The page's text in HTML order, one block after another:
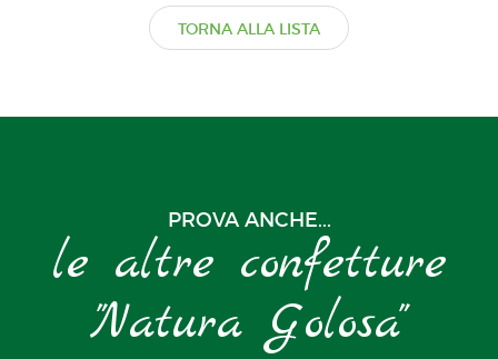
TORNA ALLA LISTA
PROVA ANCHE...
le altre confetture
"Natura Golosa"